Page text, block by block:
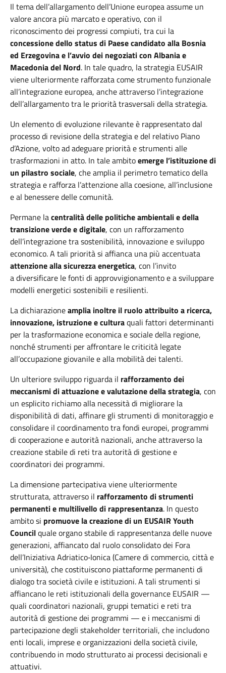
Il tema dell’allargamento dell’Unione europea assume un
valore ancora più marcato e operativo, con il
riconoscimento dei progressi compiuti, tra cui la
concessione dello status di Paese candidato alla Bosnia
ed Erzegovina e l’avvio dei negoziati con Albania e
Macedonia del Nord. In tale quadro, la strategia EUSAIR
viene ulteriormente rafforzata come strumento funzionale
all’integrazione europea, anche attraverso l’integrazione
dell’allargamento tra le priorità trasversali della strategia.
Un elemento di evoluzione rilevante è rappresentato dal
processo di revisione della strategia e del relativo Piano
d’Azione, voltoadadeguare priorità e strumenti alle
trasformazioni in atto. In tale ambitoemerge l’istituzione di
un pilastro sociale, che amplia il perimetro tematico della
strategia e rafforza l’attenzione alla coesione, all’inclusione
e al benessere delle comunità.
Permane lacentralità delle politiche ambientali e della
transizione verde e digitale, con un rafforzamento
dell’integrazione tra sostenibilità, innovazione e sviluppo
economico. A tali priorità si affianca una più accentuata
attenzione alla sicurezza energetica, con l’invito
adiversificare le fonti di approvvigionamento e a sviluppare
modelli energetici sostenibili e resilienti.
La dichiarazioneamplia inoltre il ruolo attribuito a ricerca,
innovazione, istruzione e culturaquali fattori determinanti
per la trasformazione economica e sociale della regione,
nonché strumenti per affrontare le criticità legate
all’occupazione giovanile e alla mobilità dei talenti.
Un ulteriore sviluppo riguarda il rafforzamento dei
meccanismi di attuazione e valutazione della strategia, con
un esplicito richiamo alla necessità di migliorare la
disponibilità di dati, affinare gli strumenti di monitoraggio e
consolidare il coordinamento tra fondi europei, programmi
di cooperazione e autorità nazionali, anche attraverso la
creazione stabile di reti tra autorità di gestione e
coordinatori dei programmi.
La dimensione partecipativa viene ulteriormente
strutturata, attraverso il rafforzamento di strumenti
permanenti e multilivello di rappresentanza. In questo
ambito si promuove la creazione di un EUSAIR Youth
Councilquale organo stabile di rappresentanza delle nuove
generazioni, affiancato dal ruolo consolidatodei Fora
dell’IniziativaAdriatico‑Ionica(Camere di commercio, città e
università), che costituiscono piattaforme permanenti di
dialogo tra società civile e istituzioni. A tali strumenti si
affiancano le reti istituzionali della governance EUSAIR —
quali coordinatori nazionali, gruppi tematici e reti tra
autorità di gestione dei programmi — e i meccanismi di
partecipazione degli stakeholder territoriali, che includono
enti locali, imprese e organizzazioni della società civile,
contribuendo in modo strutturato ai processi decisionali e
attuativi.